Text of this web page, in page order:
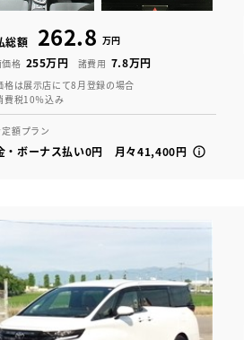
総額 262.8 万円
格 255万円 諸費用 7.8万円
は展示店にて8月登録の場合
費税10％込み
定額プラン
・ボーナス払い0円 月々41,400円